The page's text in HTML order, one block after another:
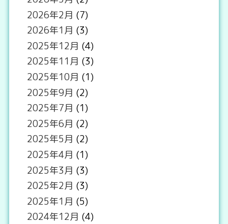
2026年2月 (7)
2026年1月 (3)
2025年12月 (4)
2025年11月 (3)
2025年10月 (1)
2025年9月 (2)
2025年7月 (1)
2025年6月 (2)
2025年5月 (2)
2025年4月 (1)
2025年3月 (3)
2025年2月 (3)
2025年1月 (5)
2024年12月 (4)